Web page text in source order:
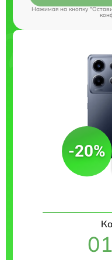
Нажимая на кнопку
-20%